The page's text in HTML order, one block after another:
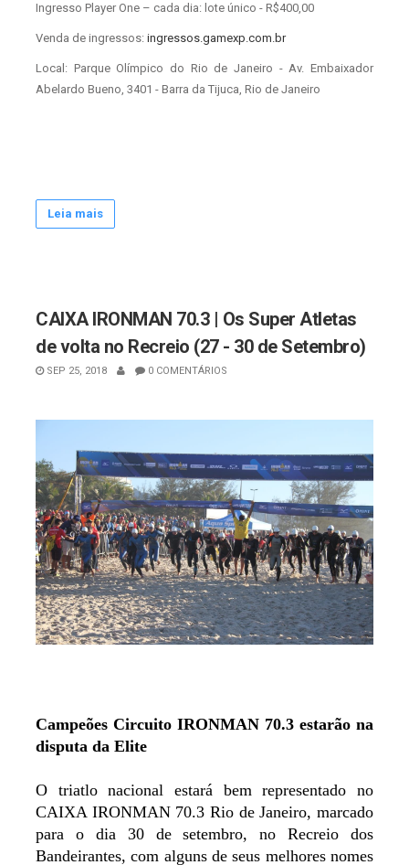
Ingresso Player One – cada dia: lote único - R$400,00
Venda de ingressos: ingressos.gamexp.com.br
Local: Parque Olímpico do Rio de Janeiro - Av. Embaixador
Abelardo Bueno, 3401 - Barra da Tijuca, Rio de Janeiro
Leia mais
CAIXA IRONMAN 70.3 | Os Super Atletas
de volta no Recreio (27 - 30 de Setembro)
SEP 25, 2018 0 COMENTÁRIOS
Campeões Circuito IRONMAN 70.3 estarão na
disputa da Elite
O triatlo nacional estará bem representado no
CAIXA IRONMAN 70.3 Rio de Janeiro, marcado
para o dia 30 de setembro, no Recreio dos
Bandeirantes, com alguns de seus melhores nomes